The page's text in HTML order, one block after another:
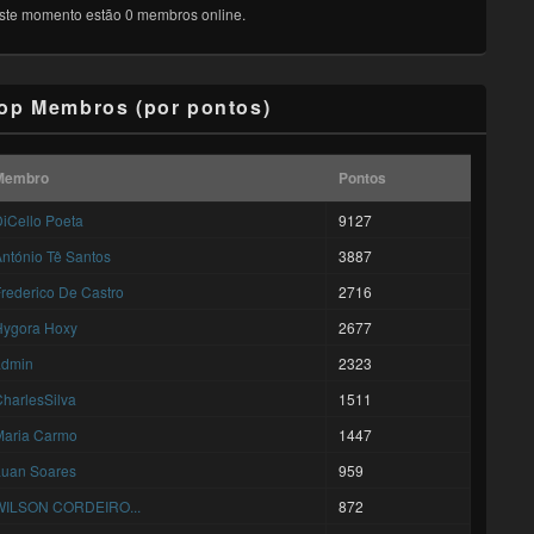
momento estão 0 membros online.
Membros (por pontos)
Pontos
Poeta
9127
Tê Santos
3887
De Castro
2716
Hoxy
2677
2323
1511
Carmo
1447
Soares
959
CORDEIRO...
872